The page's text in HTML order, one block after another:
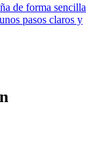
de forma sencilla
pasos claros y